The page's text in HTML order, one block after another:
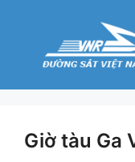
Giờ tàu Ga